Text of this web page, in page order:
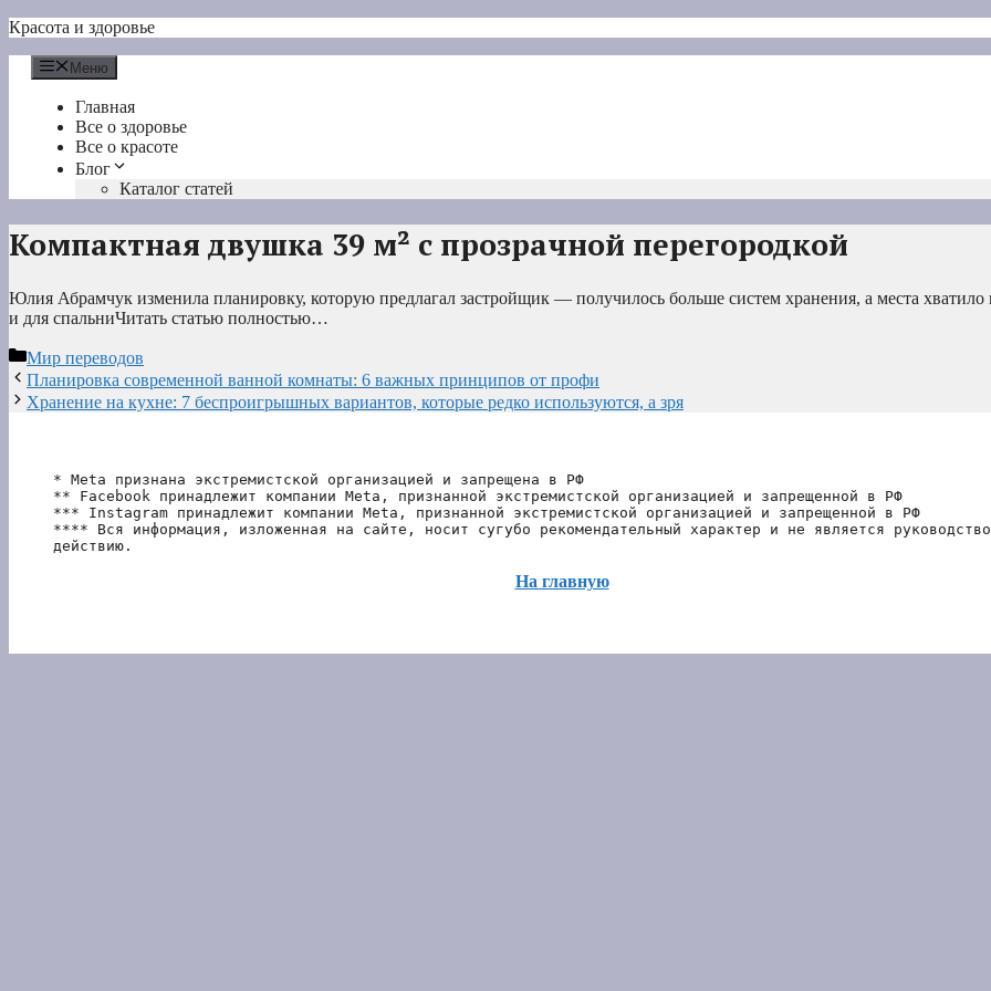
Перейти
содержимому
Красота и здоровье
Меню
Главная
Все о здоровье
Все о красоте
Блог
Каталог статей
Компактная двушка 39 м² с прозрачной перегородкой
Юлия Абрамчук изменила планировку, которую предлагал застройщик — получилось больше систем хранения, а места хватило
и для спальниЧитать статью полностью…
Рубрики
Мир переводов
Планировка современной ванной комнаты: 6 важных принципов от профи
Хранение на кухне: 7 беспроигрышных вариантов, которые редко используются, а зря
* Meta признана экстремистской организацией и запрещена в РФ
** Facebook принадлежит компании Meta, признанной экстремистской организацией и запрещенной в РФ
*** Instagram принадлежит компании Meta, признанной экстремистской организацией и запрещенной в РФ
**** Вся информация, изложенная на сайте, носит сугубо рекомендательный характер и не является
действию.
На главную